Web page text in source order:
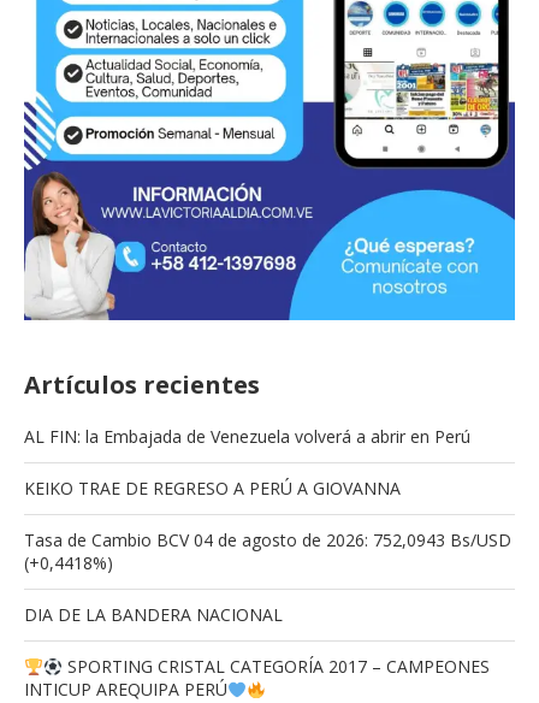
Artículos recientes
AL FIN: la Embajada de Venezuela volverá a abrir en Perú
KEIKO TRAE DE REGRESO A PERÚ A GIOVANNA
Tasa de Cambio BCV 04 de agosto de 2026: 752,0943 Bs/USD
(+0,4418%)
DIA DE LA BANDERA NACIONAL
SPORTING CRISTAL CATEGORÍA 2017 – CAMPEONES
INTICUP AREQUIPA PERÚ